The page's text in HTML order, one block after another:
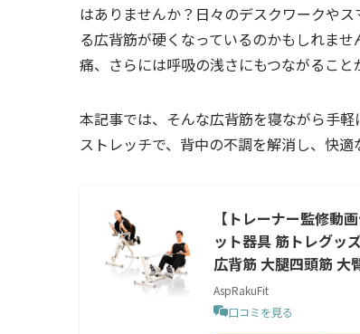
はありませんか？日々のデスクワークや
る広背筋が硬くなっているのかもしれま
痛、さらには呼吸の浅さにもつながること
本記事では、そんな広背筋を寝ながら手
ストレッチで、背中の不調を解消し、快適
【トレーナー監修動
ット器具 筋トレグッ
広背筋 大腿四頭筋 大
AspRakuFit
口コミを見る